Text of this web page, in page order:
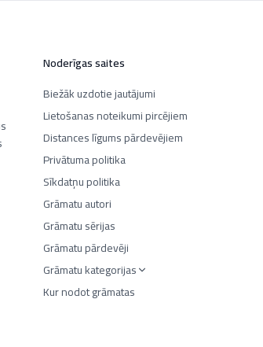
Noderīgas saites
Biežāk uzdotie jautājumi
Lietošanas noteikumi pircējiem
Distances līgums pārdevējiem
Privātuma politika
Sīkdatņu politika
Grāmatu autori
Grāmatu sērijas
Grāmatu pārdevēji
Grāmatu kategorijas
Kur nodot grāmatas